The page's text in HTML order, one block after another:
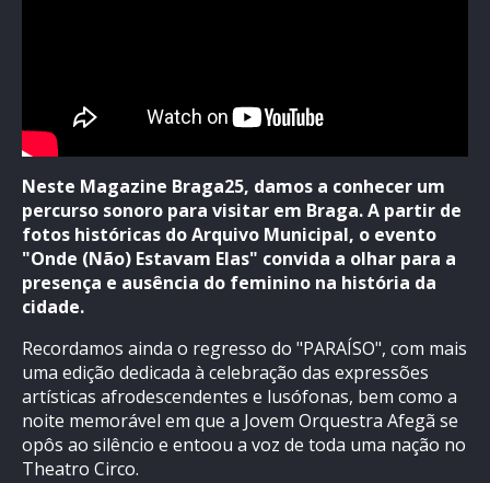
Neste Magazine Braga25, damos a conhecer um
percurso sonoro para visitar em Braga. A partir de
fotos históricas do Arquivo Municipal, o evento
"Onde (Não) Estavam Elas" convida a olhar para a
presença e ausência do feminino na história da
cidade.
Recordamos ainda o regresso do "PARAÍSO", com mais
uma edição dedicada à celebração das expressões
artísticas afrodescendentes e lusófonas, bem como a
noite memorável em que a Jovem Orquestra Afegã se
opôs ao silêncio e entoou a voz de toda uma nação no
Theatro Circo.